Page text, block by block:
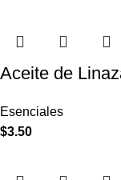
Aceite de
Esenciales
$3.50